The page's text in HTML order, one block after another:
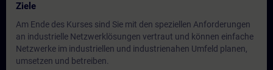
Ziele
Am Ende des Kurses sind Sie mit den speziellen Anforderungen
an industrielle Netzwerklösungen vertraut und können einfache
Netzwerke im industriellen und industrienahen Umfeld planen,
umsetzen und betreiben.